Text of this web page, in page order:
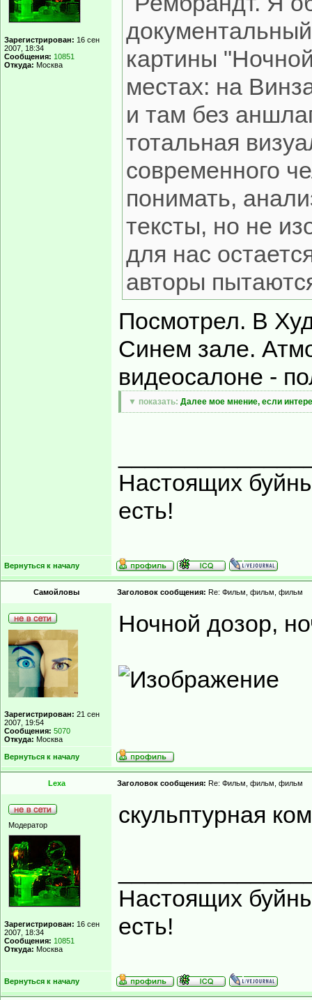
Зарегистрирован: 16 сен
2007, 18:34
Сообщения: 10851
Откуда: Москва
картины
местах: на
и там без
тотальная
современного
понимать,
тексты, но не
для нас
авторы
Посмотрел. В
Синем зале.
видеосалоне -
▼ показать: Далее мое мнение, если
Настоящих
есть!
Вернуться к началу
Самойловы Заголовок сообщения: Re: Фильм, фильм, фильм
Зарегистрирован: 21 сен
2007, 19:54
Сообщения: 5070
Откуда: Москва
Ночной дозор,
Вернуться к началу
Lexa Заголовок сообщения: Re: Фильм, фильм, фильм
Модератор
Зарегистрирован: 16 сен
2007, 18:34
Сообщения: 10851
Откуда: Москва
скульптурная
Настоящих
есть!
Вернуться к началу